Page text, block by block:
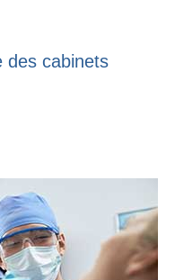
des cabinets